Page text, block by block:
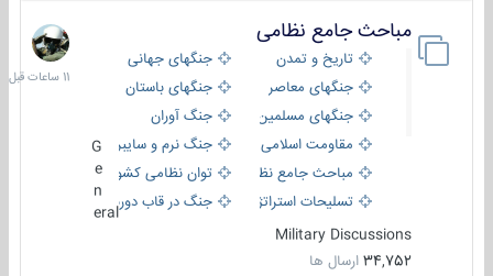
مباحث جامع نظامی
تاریخ و تمدن
جنگهای جهانی
جنگهای معاصر
جنگهای باستان
جنگهای مسلمین
جنگ آوران
مقاومت اسلامی
جنگ نرم و سایبری
مباحث جامع نظامی
توان نظامی کشورها
تسلیحات استراتژیک
جنگ در قاب دوربین
eral
Military Discussions
34,752 ارسال ها
11
ساعات
قبل